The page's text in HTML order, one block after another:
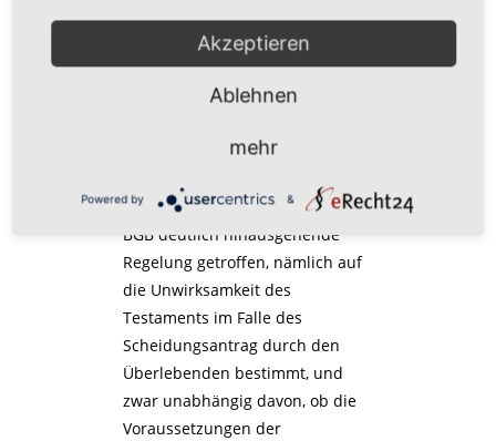
erbracht ansieht.
Gesetzliche Vermutung
in Bezug auf Scheidung
Eheleute eine über § 2077 I 2
BGB deutlich hinausgehende
Regelung getroffen, nämlich auf
die Unwirksamkeit des
Testaments im Falle des
Scheidungsantrag durch den
Überlebenden bestimmt, und
zwar unabhängig davon, ob die
Voraussetzungen der
Akzeptieren
Ablehnen
mehr
Powered by &